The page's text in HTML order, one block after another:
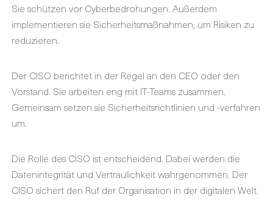
Sie schützen vor Cyberbedrohungen. Außerdem
implementieren sie Sicherheitsmaßnahmen, um Risiken zu
reduzieren.
Der CISO berichtet in der Regel an den CEO oder den
Vorstand. Sie arbeiten eng mit IT-Teams zusammen.
Gemeinsam setzen sie Sicherheitsrichtlinien und -verfahren
um.
Die Rolle des CISO ist entscheidend. Dabei werden die
Datenintegrität und Vertraulichkeit wahrgenommen. Der
CISO sichert den Ruf der Organisation in der digitalen Welt.